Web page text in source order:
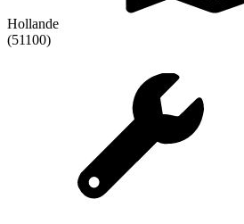
Hollande
(51100)